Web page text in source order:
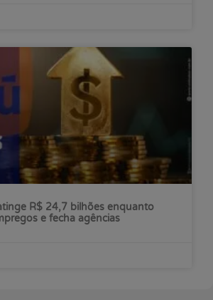
R$ 24,7 bilhões enquanto
e fecha agências